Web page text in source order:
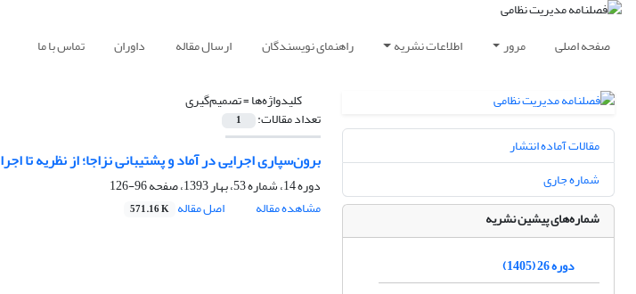
صفحه اصلی مرور اطلاعات نشریه راهنمای نویسندگان ارسال مقاله داوران تماس با ما
کلیدواژه‌ها =تصمیم‌گیری
تعداد مقالات: 1
برون‌سپاری اجرایی در آماد و پشتیبانی نزاجا؛ از نظریه تا اجرا
دوره 14، شماره 53، بهار 1393، صفحه
96-126
مشاهده مقاله
اصل مقاله 571.16 K
مقالات آماده انتشار
شماره جاری
شماره‌های پیشین نشریه
دوره 26 (1405)